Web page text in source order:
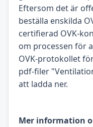
Eftersom det är
beställa enskilda
certifierad OVK-
om processen för
OVK-protokollet
pdf-filer
att ladda ner.
Mer information